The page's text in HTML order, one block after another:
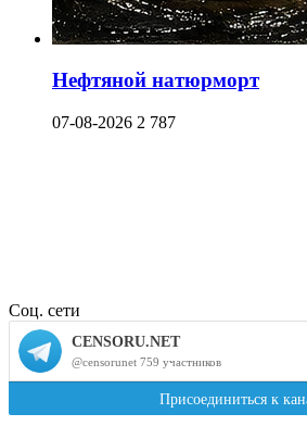
Нефтяной натюрморт
07-08-2026 2 787
Соц. сети